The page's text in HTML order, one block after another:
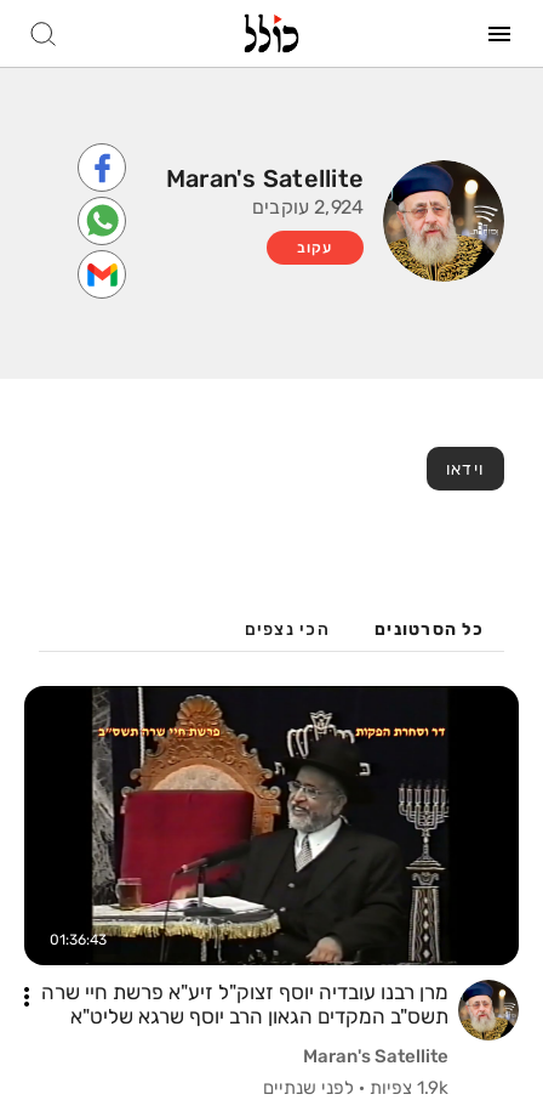
Maran's Satellite
2,924 עוקבים
עקוב
וידאו
כל הסרטונים הכי נצפים
01:36:43
מרן רבנו עובדיה יוסף זצוק"ל זיע"א פרשת חיי שרה
תשס"ב המקדים הגאון הרב יוסף שרגא שליט"א
Maran's Satellite
1.9k צפיות
· לפני שנתיים